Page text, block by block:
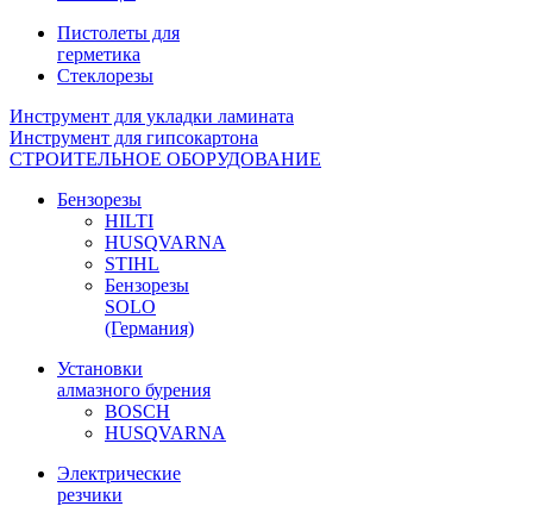
Пистолеты для
герметика
Стеклорезы
Инструмент для укладки ламината
Инструмент для гипсокартона
СТРОИТЕЛЬНОЕ ОБОРУДОВАНИЕ
Бензорезы
HILTI
HUSQVARNA
STIHL
Бензорезы
SOLO
(Германия)
Установки
алмазного бурения
BOSCH
HUSQVARNA
Электрические
резчики